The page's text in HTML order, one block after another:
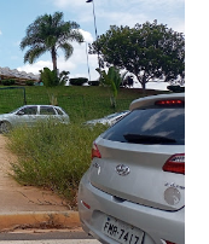
1816 - Vila
- SP